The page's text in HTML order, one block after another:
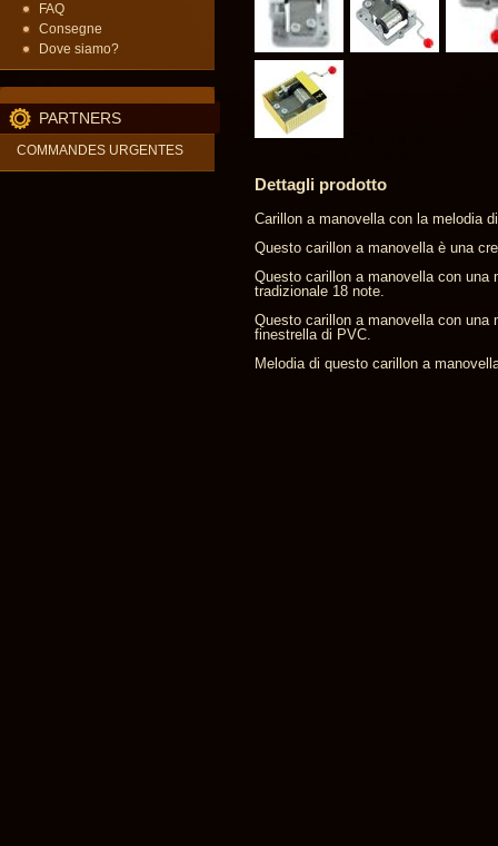
FAQ
Consegne
Dove siamo?
PARTNERS
COMMANDES URGENTES
Dettagli prodotto
Carillon a manovella con la melodia
Questo carillon a manovella è una
Questo carillon a manovella con
tradizionale 18 note.
Questo carillon a manovella con una
finestrella di PVC.
Melodia di questo carillon a